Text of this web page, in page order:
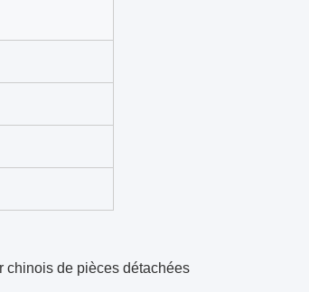
chinois de pièces détachées